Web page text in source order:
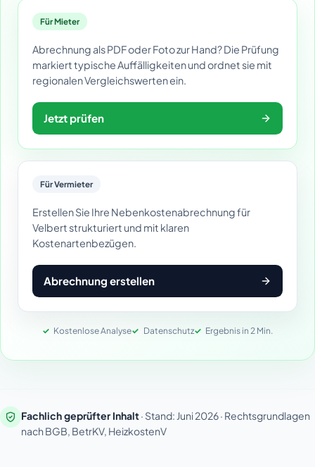
Für Mieter
Abrechnung als PDF oder Foto zur Hand? Die Prüfung
markiert typische Auffälligkeiten und ordnet sie mit
regionalen Vergleichswerten ein.
Jetzt prüfen
Für Vermieter
Erstellen Sie Ihre Nebenkostenabrechnung für
Velbert strukturiert und mit klaren
Kostenartenbezügen.
Abrechnung erstellen
Kostenlose Analyse Datenschutz Ergebnis in 2 Min.
Fachlich geprüfter Inhalt· Stand: Juni 2026 · Rechtsgrundlagen
nach BGB, BetrKV, HeizkostenV